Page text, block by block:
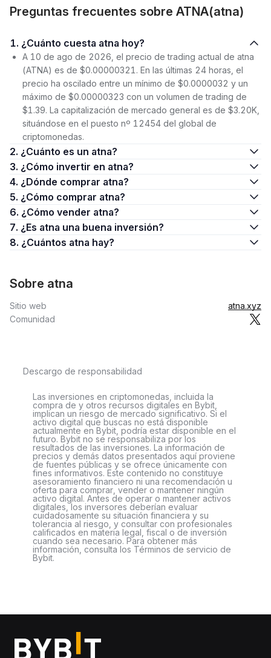
Preguntas frecuentes sobre ATNA(atna)
1. ¿Cuánto cuesta atna hoy?
A 10 de ago de 2026, el precio de trading actual de atna
(ATNA) es de $0.00000321. En las últimas 24 horas, el
precio ha oscilado entre un mínimo de $0.0000032 y un
máximo de $0.00000323 con un volumen de trading de
$1.39. La capitalización de mercado general es de $3.20K,
situándose en el puesto nº 12454 del global de
criptomonedas.
2. ¿Cuánto es un atna?
3. ¿Cómo invertir en atna?
4. ¿Dónde comprar atna?
5. ¿Cómo comprar atna?
6. ¿Cómo vender atna?
7. ¿Es atna una buena inversión?
8. ¿Cuántos atna hay?
Sobre atna
Sitio web
atna.xyz
Comunidad
Descargo de responsabilidad
Las inversiones en criptomonedas, incluida la
compra de y otros recursos digitales en Bybit,
implican un riesgo de mercado significativo. Si el
activo digital que buscas no está disponible
actualmente en Bybit, podría estar disponible en el
futuro. Bybit no se responsabiliza por los
resultados de las inversiones. La información de
precios y demás datos presentados aquí proviene
de fuentes públicas y se ofrece únicamente con
fines informativos. Este contenido no constituye
asesoramiento financiero ni una recomendación u
oferta para comprar, vender o mantener ningún
activo digital. Antes de operar o mantener activos
digitales, los inversores deberían evaluar
cuidadosamente su situación financiera y su
tolerancia al riesgo, y consultar con profesionales
calificados en materia legal, fiscal o de inversión
cuando sea necesario. Para obtener más
información, consulta los Términos de servicio de
Bybit.